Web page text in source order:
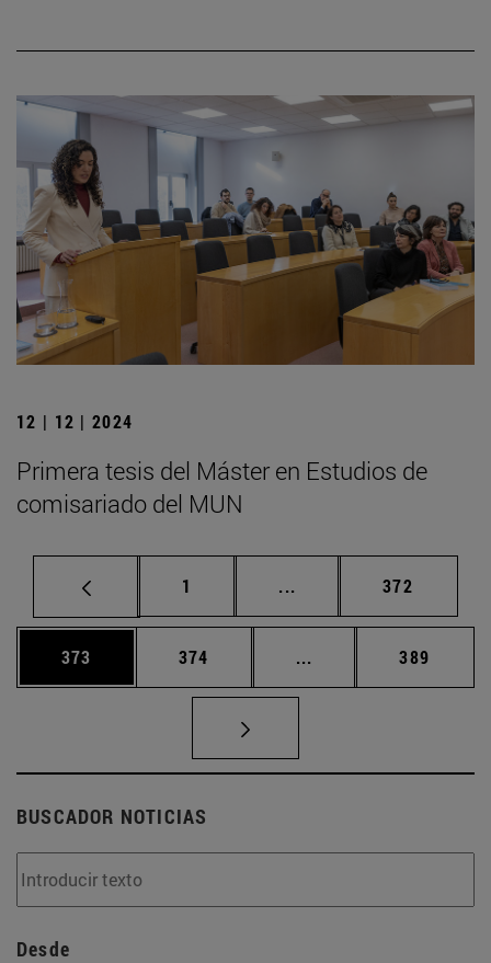
12 | 12 | 2024
Primera tesis del Máster en Estudios de
comisariado del MUN
Página
1 ... Páginas intermedias
Página
372
Página
373 Página
374 ... Páginas intermedias
Página
389
BUSCADOR NOTICIAS
Desde